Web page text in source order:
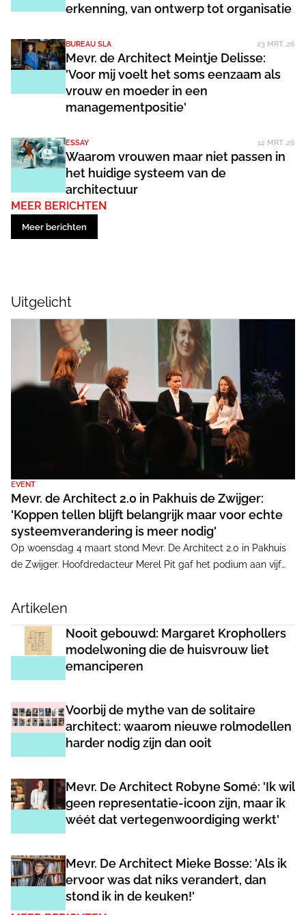
erkenning, van ontwerp tot organisatie
BUREAU SLA 23 MRT. 26
Mevr. de Architect Meintje Delisse:
'Voor mij voelt het soms eenzaam als
vrouw en moeder in een
managementpositie'
ESSAY 12 MRT. 26
Waarom vrouwen maar niet passen in
het huidige systeem van de
architectuur
MEER BERICHTEN
Meer berichten
Uitgelicht
EVENT
Mevr. de Architect 2.0 in Pakhuis de Zwijger:
'Koppen tellen blijft belangrijk maar voor echte
systeemverandering is meer nodig'
Op woensdag 4 maart stond Mevr. De Architect 2.0 in Pakhuis
de Zwijger. Hoofdredacteur Merel Pit gaf het podium aan vijf
Met een volle zaal kwam het thema van de avond tot leven:
voorbij representatie naar systeemverandering.
Artikelen
Nooit gebouwd: Margaret Krophollers
modelwoning die de huisvrouw liet
emanciperen
Voorbij de mythe van de solitaire
architect: waarom nieuwe rolmodellen
harder nodig zijn dan ooit
Mevr. De Architect Robyne Somé: 'Ik wil
geen representatie-icoon zijn, maar ik
wéét dat vertegenwoordiging werkt'
Mevr. De Architect Mieke Bosse: 'Als ik
ervoor was dat niks verandert, dan
stond ik in de keuken!'